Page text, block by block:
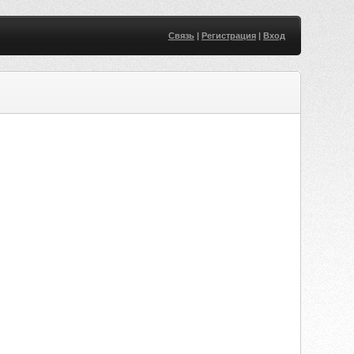
Связь| Регистрация| Вход